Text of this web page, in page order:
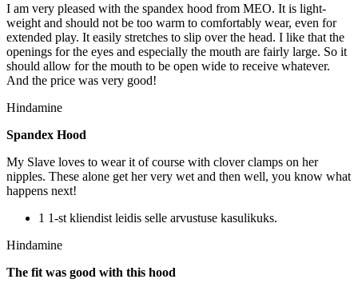
I am very pleased with the spandex hood from MEO. It is light-
weight and should not be too warm to comfortably wear, even for
extended play. It easily stretches to slip over the head. I like that the
openings for the eyes and especially the mouth are fairly large. So it
should allow for the mouth to be open wide to receive whatever.
And the price was very good!
Hindamine
Spandex Hood
My Slave loves to wear it of course with clover clamps on her
nipples. These alone get her very wet and then well, you know what
happens next!
1 1-st kliendist leidis selle arvustuse kasulikuks.
Hindamine
The fit was good with this hood